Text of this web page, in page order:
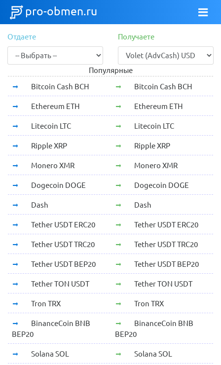
pro-obmen.ru
Отдаете Получаете
Популярные
Bitcoin Cash BCH
Bitcoin Cash BCH
Ethereum ETH Ethereum ETH
Litecoin LTC Litecoin LTC
Ripple XRP Ripple XRP
Monero XMR Monero XMR
Dogecoin DOGE Dogecoin DOGE
Dash Dash
Tether USDT ERC20 Tether USDT ERC20
Tether USDT TRC20 Tether USDT TRC20
Tether USDT BEP20 Tether USDT BEP20
Tether TON USDT Tether TON USDT
Tron TRX Tron TRX
BinanceCoin BNB
BEP20
BinanceCoin BNB
BEP20
Solana SOL Solana SOL